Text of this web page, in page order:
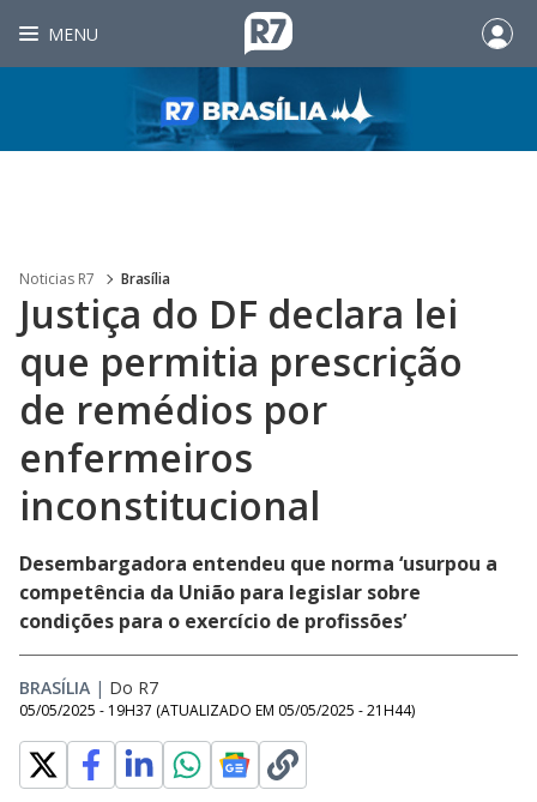
MENU
Noticias R7 Brasília
Justiça do DF declara lei
que permitia prescrição
de remédios por
enfermeiros
inconstitucional
Desembargadora entendeu que norma ‘usurpou a
competência da União para legislar sobre
condições para o exercício de profissões’
BRASÍLIA | Do R7
05/05/2025 - 19H37 (ATUALIZADO EM 05/05/2025 - 21H44)